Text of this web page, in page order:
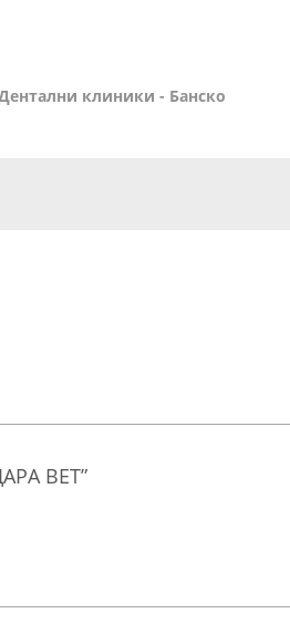
клиники - Банско
ВЕТ”